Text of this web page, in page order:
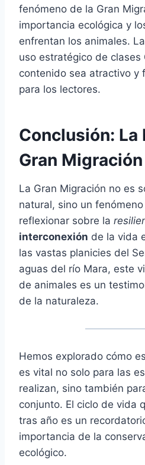
fenómeno de la Gran
importancia ecológica y
enfrentan los animales.
uso estratégico de clases
contenido sea atractivo y
para los lectores.
Conclusión: La
Gran Migración
La Gran Migración no es
natural, sino un
reflexionar sobre la
interconexión de la vida
las vastas planicies del
aguas del río Mara, este
de animales es un
de la naturaleza.
Hemos explorado cómo
es vital no solo para las
realizan, sino también
conjunto. El ciclo de vida
tras año es un
importancia de la
ecológico.